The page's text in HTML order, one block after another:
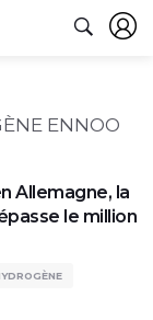
ENNOO
Allemagne, la
le million